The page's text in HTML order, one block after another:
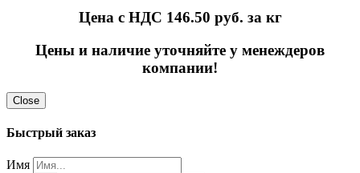
Цена с НДС 146.50 руб. за кг
Цены и наличие уточняйте у менеждеров
компании!
Close
Быстрый заказ
Имя